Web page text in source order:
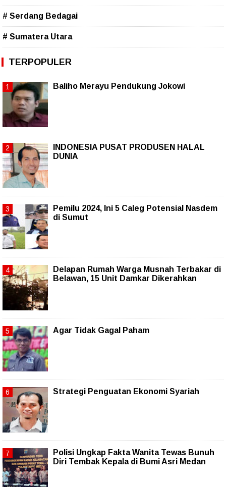
# Serdang Bedagai
# Sumatera Utara
TERPOPULER
Baliho Merayu Pendukung Jokowi
INDONESIA PUSAT PRODUSEN HALAL
DUNIA
Pemilu 2024, Ini 5 Caleg Potensial Nasdem
di Sumut
Delapan Rumah Warga Musnah Terbakar di
Belawan, 15 Unit Damkar Dikerahkan
Agar Tidak Gagal Paham
Strategi Penguatan Ekonomi Syariah
Polisi Ungkap Fakta Wanita Tewas Bunuh
Diri Tembak Kepala di Bumi Asri Medan